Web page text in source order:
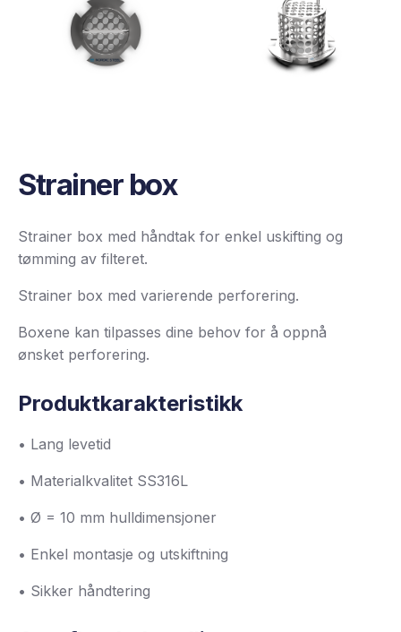
Strainer box
Strainer box med håndtak for enkel uskifting og
tømming av filteret.
Strainer box med varierende perforering.
Boxene kan tilpasses dine behov for å oppnå
ønsket perforering.
Produktkarakteristikk
• Lang levetid
• Materialkvalitet SS316L
• Ø = 10 mm hulldimensjoner
• Enkel montasje og utskiftning
• Sikker håndtering